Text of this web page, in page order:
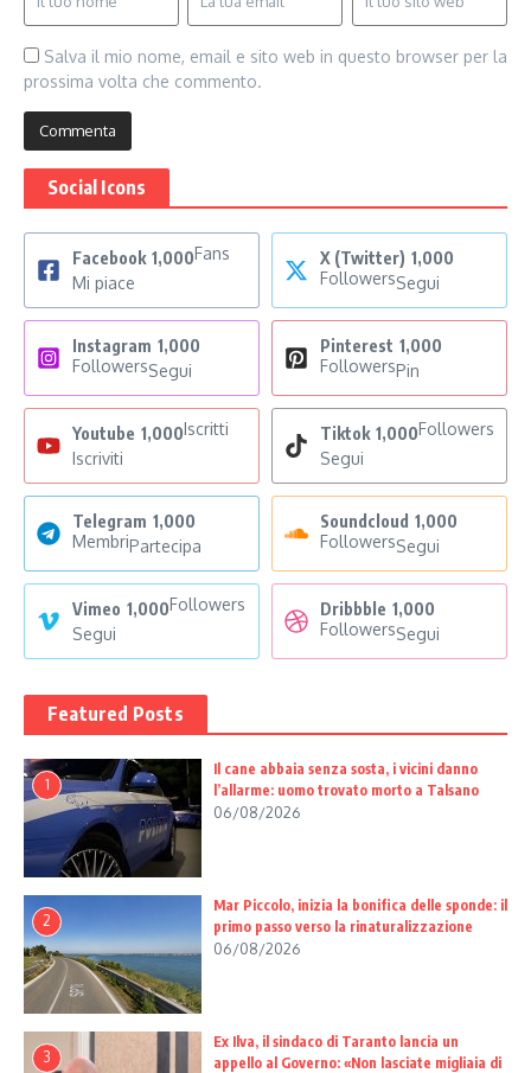
Salva il mio nome, email e sito web in questo browser per la
prossima volta che commento.
Social Icons
Facebook 1,000Fans
Mi piace
X (Twitter) 1,000
FollowersSegui
Instagram 1,000
FollowersSegui
Pinterest 1,000
FollowersPin
Youtube 1,000Iscritti
Iscriviti
Tiktok 1,000Followers
Segui
Telegram 1,000
MembriPartecipa
Soundcloud 1,000
FollowersSegui
Vimeo 1,000Followers
Segui
Dribbble 1,000
FollowersSegui
Featured Posts
1
Il cane abbaia senza sosta, i vicini danno
l’allarme: uomo trovato morto a Talsano
06/08/2026
2
Mar Piccolo, inizia la bonifica delle sponde: il
primo passo verso la rinaturalizzazione
06/08/2026
3
Ex Ilva, il sindaco di Taranto lancia un
appello al Governo: «Non lasciate migliaia di